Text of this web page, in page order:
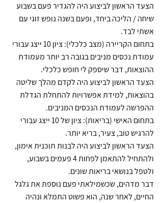
הצעד הראשון לביצוע היה להגדיר פעם בשבוע
שיחה / הליכה ביחד, ופעם בשנה נופש זוגי עם
אשתי לבד.
בתחום הקריירה (מצב כלכלי): ציון 10 ייצג עבורי
עמודת נכסים מניבים בגובה רב יותר מעמודת
ההוצאות, דבר שיספק לי חופש כלכלי.
הצעד הראשון לביצוע היה לקדם מהלך שליטה
בהוצאות, למידת אפשרויות להתחלת הגדלת
ההפרשה לעמודת הנכסים המניבים.
בתחום האישי (בריאות): ציון של 10 ייצג עבורי
להרגיש טוב, צעיר, בריא יותר.
הצעד הראשון לביצוע היה לבנות תוכנית אימון,
ולהתחיל להתאמן לפחות 4 פעמים בשבוע,
ולטפל בנושאי בריאות שונים.
דבר מדהים, שכשמילאתי פעם נוספת את גלגל
החיים, לאחר שנה, הוא פשוט התמלא ונהיה